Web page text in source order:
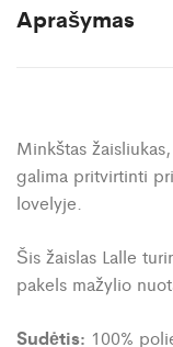
Aprašymas
Minkštas
galima pritvirtinti
lovelyje.
Šis žaislas Lalle
pakels mažylio
Sudėtis: 100%